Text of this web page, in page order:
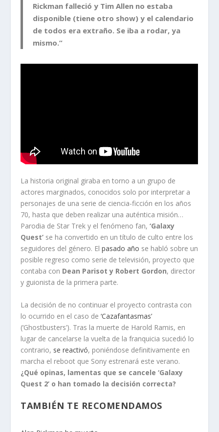
Rickman falleció y Tim Allen no estaba
disponible (tiene otro show) y el calendario
de todos era extraño. Se iba a rodar, ya
mismo.”
La historia original giraba en torno a un grupo de
actores marginados, conocidos solo por interpretar a
personajes de una serie de ciencia-ficción en los años
70, hasta que deben realizar una auténtica misión…
Parodia de Star Trek y el fenómeno fan,‘Galaxy
Quest’ se ha convertido en un título de culto entre los
seguidores del género. Elpasado año se habló sobre un
posible regreso como serie de televisión, proyecto que
contaba con Dean Parisot y Robert Gordon, director
y guionista de la primera parte.
La decisión de no continuar el proyecto contrasta con
lo ocurrido en el caso de‘Cazafantasmas’
(‘Ghostbusters’). Tras la muerte de Harold Ramis, en
lugar de cancelarse la vuelta de la franquicia sucedió lo
contrario, se reactivó, poniéndose definitivamente en
marcha el reboot que Sony estrenará este verano.
¿Qué opinas, lamentas que se cancele ‘Galaxy
Quest 2’ o han tomado la decisión correcta?
TAMBIÉN TE RECOMENDAMOS